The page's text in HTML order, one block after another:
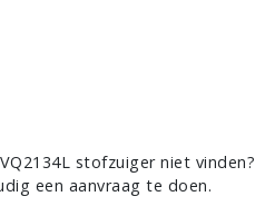
stofzuiger niet vinden?
een aanvraag te doen.